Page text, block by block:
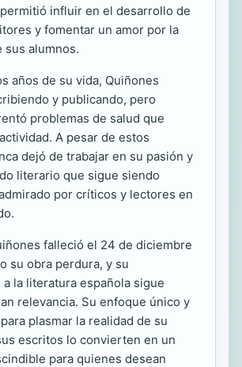
influir en el desarrollo de
y fomentar un amor por la
sus alumnos.
años de su vida, Quiñones
y publicando, pero
problemas de salud que
A pesar de estos
dejó de trabajar en su pasión y
literario que sigue siendo
por críticos y lectores en
falleció el 24 de diciembre
su obra perdura, y su
la literatura española sigue
relevancia. Su enfoque único y
plasmar la realidad de su
escritos lo convierten en un
para quienes desean